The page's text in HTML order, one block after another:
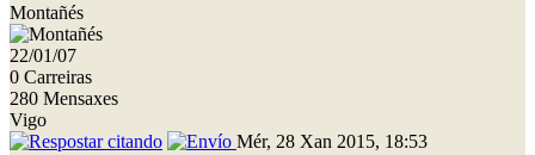
Montañés
22/01/07
0 Carreiras
280 Mensaxes
Vigo
Mér, 28 Xan 2015, 18:53